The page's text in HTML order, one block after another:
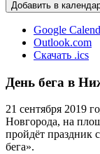
Добавить в
Google
Outlook.com
Скачать .ics
День бега в
21 сентября 2019
Новгорода, на
пройдёт праздник
бега».